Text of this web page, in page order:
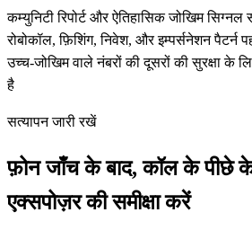
कम्युनिटी रिपोर्ट और ऐतिहासिक जोखिम सिग्नल
रोबोकॉल, फ़िशिंग, निवेश, और इम्पर्सनेशन पैटर्न
उच्च-जोखिम वाले नंबरों की दूसरों की सुरक्षा के
है
सत्यापन जारी रखें
फ़ोन जाँच के बाद, कॉल के
एक्सपोज़र की समीक्षा करें